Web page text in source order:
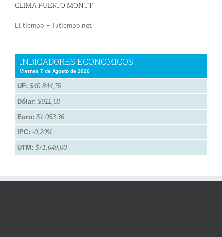
CLIMA PUERTO MONTT
El tiempo – Tutiempo.net
INDICADORES ECONÓMICOS
Viernes 7 de Agosto de 2026
UF: $40.844,79
Dólar: $911,58
Euro: $1.053,36
IPC: -0,20%
UTM: $71.649,00